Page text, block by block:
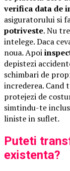
verifica data de
asiguratorului si
potriveste. Nu
intelege. Daca
noua. Apoi
depistezi
schimbari de
increderea. Cand
protejezi de
simtindu-te
liniste in suflet.
Puteti
existenta?